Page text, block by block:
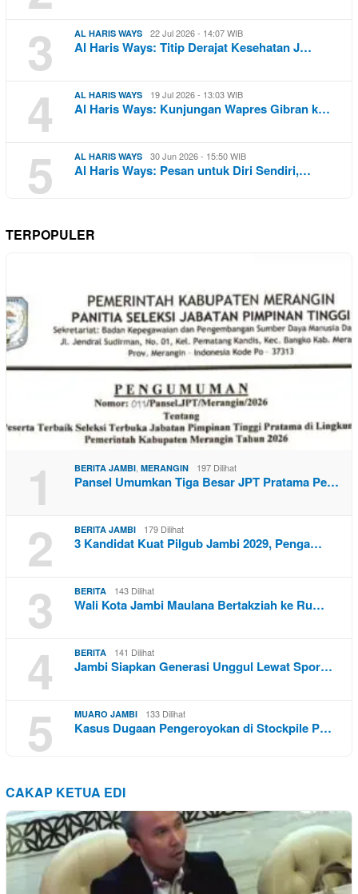
3
AL HARIS WAYS 22 Jul 2026 - 14:07 WIB
Al Haris Ways: Titip Derajat Kesehatan J…
4 AL HARIS WAYS 19 Jul 2026 - 13:03 WIB
Al Haris Ways: Kunjungan Wapres Gibran k…
5 AL HARIS WAYS 30 Jun 2026 - 15:50 WIB
Al Haris Ways: Pesan untuk Diri Sendiri,…
TERPOPULER
1 BERITA JAMBI MERANGIN 197 Dilihat
Pansel Umumkan Tiga Besar JPT Pratama Pe…
2 BERITA JAMBI 179 Dilihat
3 Kandidat Kuat Pilgub Jambi 2029, Penga…
3 BERITA 143 Dilihat
Wali Kota Jambi Maulana Bertakziah ke Ru…
4 BERITA 141 Dilihat
Jambi Siapkan Generasi Unggul Lewat Spor…
5 MUARO JAMBI 133 Dilihat
Kasus Dugaan Pengeroyokan di Stockpile P…
CAKAP KETUA EDI